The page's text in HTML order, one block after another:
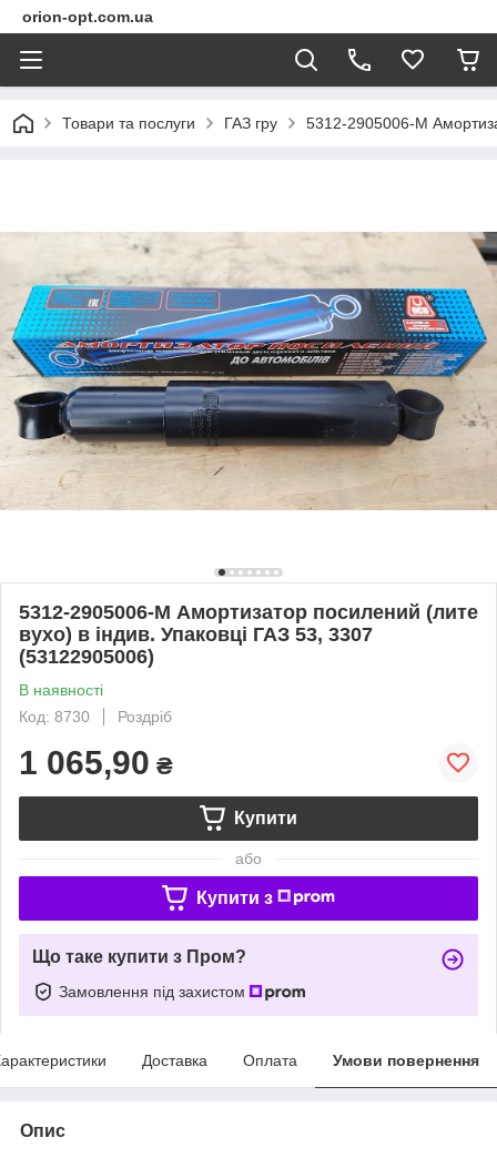
orion-opt.com.ua
Товари та послуги ГАЗ гру 5312-2905006-М
5312-2905006-М Амортизатор посилений (лите
вухо) в індив. Упаковці ГАЗ 53, 3307
(53122905006)
В наявності
Код: 8730
Роздріб
1 065,90 ₴
Купити
або
Купити з
Що таке купити з Пром?
Замовлення під захистом
Доставка Оплата Умови повернення
Опис